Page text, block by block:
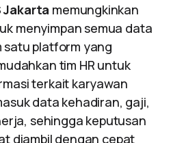
Jakarta memungkinkan
menyimpan semua data
satu platform yang
tim HR untuk
terkait karyawan
data kehadiran, gaji,
sehingga keputusan
diambil dengan cepat